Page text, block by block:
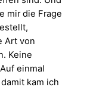
mir die Frage
Art von
Keine
einmal
kam ich